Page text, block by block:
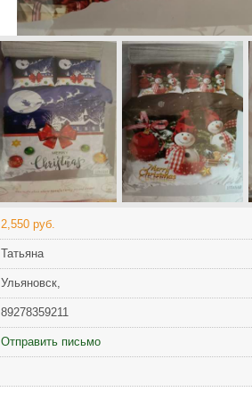
2,550 руб.
Татьяна
Ульяновск,
89278359211
Отправить письмо